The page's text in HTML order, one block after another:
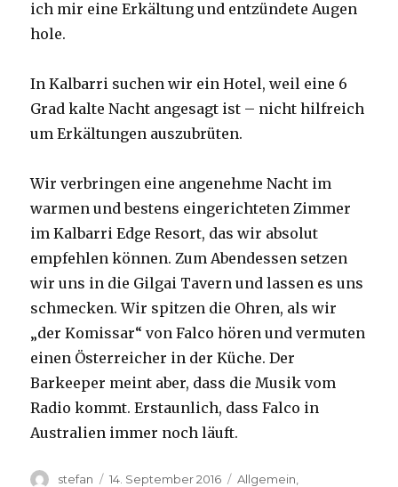
ich mir eine Erkältung und entzündete Augen
hole.
In Kalbarri suchen wir ein Hotel, weil eine 6
Grad kalte Nacht angesagt ist – nicht hilfreich
um Erkältungen auszubrüten.
Wir verbringen eine angenehme Nacht im
warmen und bestens eingerichteten Zimmer
im Kalbarri Edge Resort, das wir absolut
empfehlen können. Zum Abendessen setzen
wir uns in die Gilgai Tavern und lassen es uns
schmecken. Wir spitzen die Ohren, als wir
„der Komissar“ von Falco hören und vermuten
einen Österreicher in der Küche. Der
Barkeeper meint aber, dass die Musik vom
Radio kommt. Erstaunlich, dass Falco in
Australien immer noch läuft.
Autor
stefan
Veröffentlicht
14. September 2016 Kategorien
Allgemein